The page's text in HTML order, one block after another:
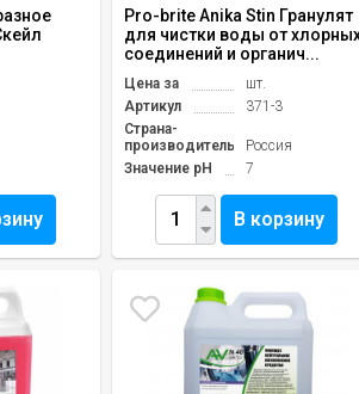
Pro-brite Anika Stin Гранулят
для чистки воды от
соединений и органич...
Цена за
шт.
Артикул
371-3
Страна-
производитель
Россия
Значение pH
7
В корзину